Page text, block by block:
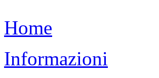
Home
Informazioni